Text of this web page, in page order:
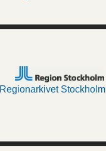
Regionarkivet Stockholm